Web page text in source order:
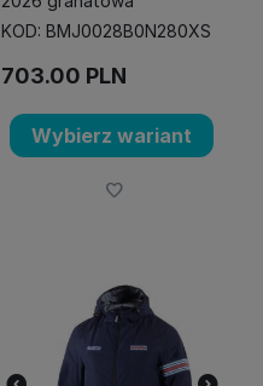
KOD: BMJ0028B0N280XS
703.00 PLN
Wybierz wariant